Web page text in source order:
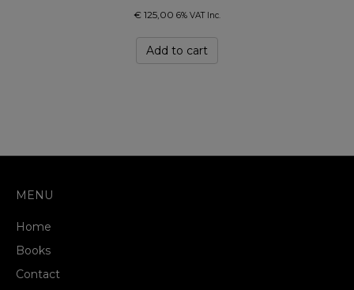
€ 125,00 6% VAT Inc.
Add to cart
MENU
Home
Books
Contact